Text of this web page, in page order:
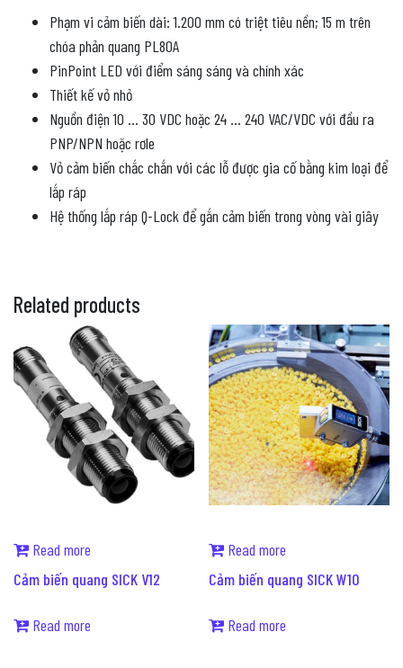
Phạm vi cảm biến dài: 1.200 mm có triệt tiêu nền; 15 m trên
chóa phản quang PL80A
PinPoint LED với điểm sáng sáng và chính xác
Thiết kế vỏ nhỏ
Nguồn điện 10 … 30 VDC hoặc 24 … 240 VAC/VDC với đầu ra
PNP/NPN hoặc rơle
Vỏ cảm biến chắc chắn với các lỗ được gia cố bằng kim loại để
lắp ráp
Hệ thống lắp ráp Q-Lock để gắn cảm biến trong vòng vài giây
Related products
Read more
Cảm biến quang SICK V12
Read more
Read more
Cảm biến quang SICK W10
Read more